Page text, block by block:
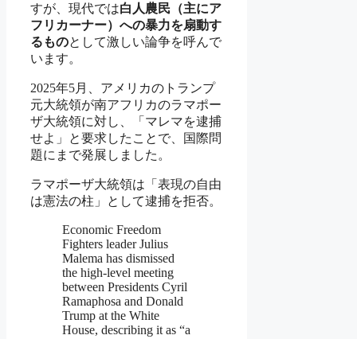
すが、現代では白人農民（主にア
フリカーナー）への暴力を扇動す
るものとして激しい論争を呼んで
います。
2025年5月、アメリカのトランプ
元大統領が南アフリカのラマポー
ザ大統領に対し、「マレマを逮捕
せよ」と要求したことで、国際問
題にまで発展しました。
ラマポーザ大統領は「表現の自由
は憲法の柱」として逮捕を拒否。
Economic Freedom
Fighters leader Julius
Malema has dismissed
the high-level meeting
between Presidents Cyril
Ramaphosa and Donald
Trump at the White
House, describing it as “a